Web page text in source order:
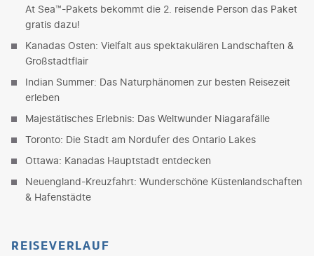
At Sea™-Pakets bekommt die 2. reisende Person das Paket
gratis dazu!
Kanadas Osten: Vielfalt aus spektakulären Landschaften &
Großstadtflair
Indian Summer: Das Naturphänomen zur besten Reisezeit
erleben
Majestätisches Erlebnis: Das Weltwunder Niagarafälle
Toronto: Die Stadt am Nordufer des Ontario Lakes
Ottawa: Kanadas Hauptstadt entdecken
Neuengland-Kreuzfahrt: Wunderschöne Küstenlandschaften
& Hafenstädte
REISEVERLAUF